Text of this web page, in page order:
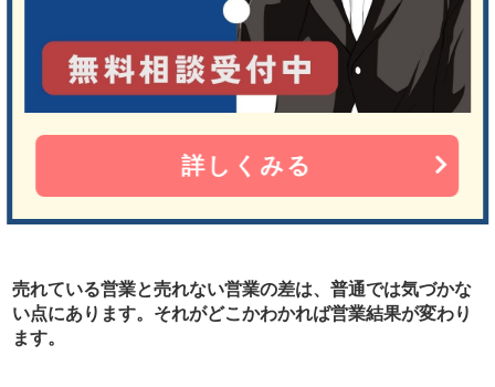
詳しくみる
売れている営業と売れない営業の差は、普通では気づかな
い点にあります。それがどこかわかれば営業結果が変わり
ます。